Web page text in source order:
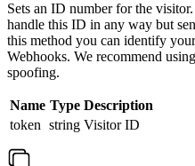
Sets an ID number for the
handle this ID in any way but
this method you can identify
Webhooks. We recommend
spoofing.
Name Type Description
token string Visitor ID